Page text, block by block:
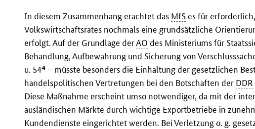
In diesem Zusammenhang erachtet das MfS es für
Volkswirtschaftsrates nochmals eine grundsätzliche
erfolgt. Auf der Grundlage derAO des Ministeriums für
Behandlung, Aufbewahrung und Sicherung von
u. 544 – müsste besonders die Einhaltung der gesetzlichen
handelspolitischen Vertretungen bei den Botschaften der DDR
Diese Maßnahme erscheint umso notwendiger, da mit der
ausländischen Märkte durch wichtige Exportbetriebe in
Kundendienste eingerichtet werden. Bei Verletzung o. g.